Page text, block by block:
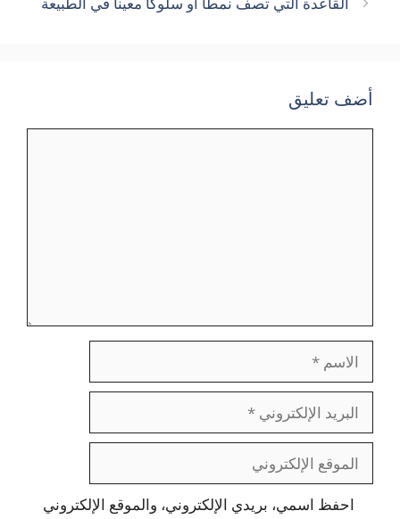
أضف تعليق
الاسم
البريد
الإلكتروني
الموقع
الإلكتروني
احفظ اسمي، بريدي الإلكتروني، والموقع الإلكتروني